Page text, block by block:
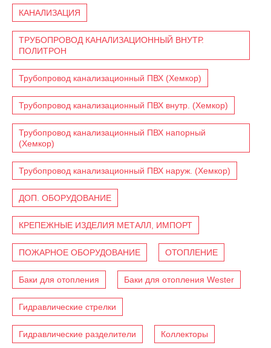
КАНАЛИЗАЦИЯ
ТРУБОПРОВОД КАНАЛИЗАЦИОННЫЙ ВНУТР.
ПОЛИТРОН
Трубопровод канализационный ПВХ (Хемкор)
Трубопровод канализационный ПВХ внутр. (Хемкор)
Трубопровод канализационный ПВХ напорный
(Хемкор)
Трубопровод канализационный ПВХ наруж. (Хемкор)
ДОП. ОБОРУДОВАНИЕ
КРЕПЕЖНЫЕ ИЗДЕЛИЯ МЕТАЛЛ, ИМПОРТ
ПОЖАРНОЕ ОБОРУДОВАНИЕ ОТОПЛЕНИЕ
Баки для отопления Баки для отопления Wester
Гидравлические стрелки
Гидравлические разделители Коллекторы